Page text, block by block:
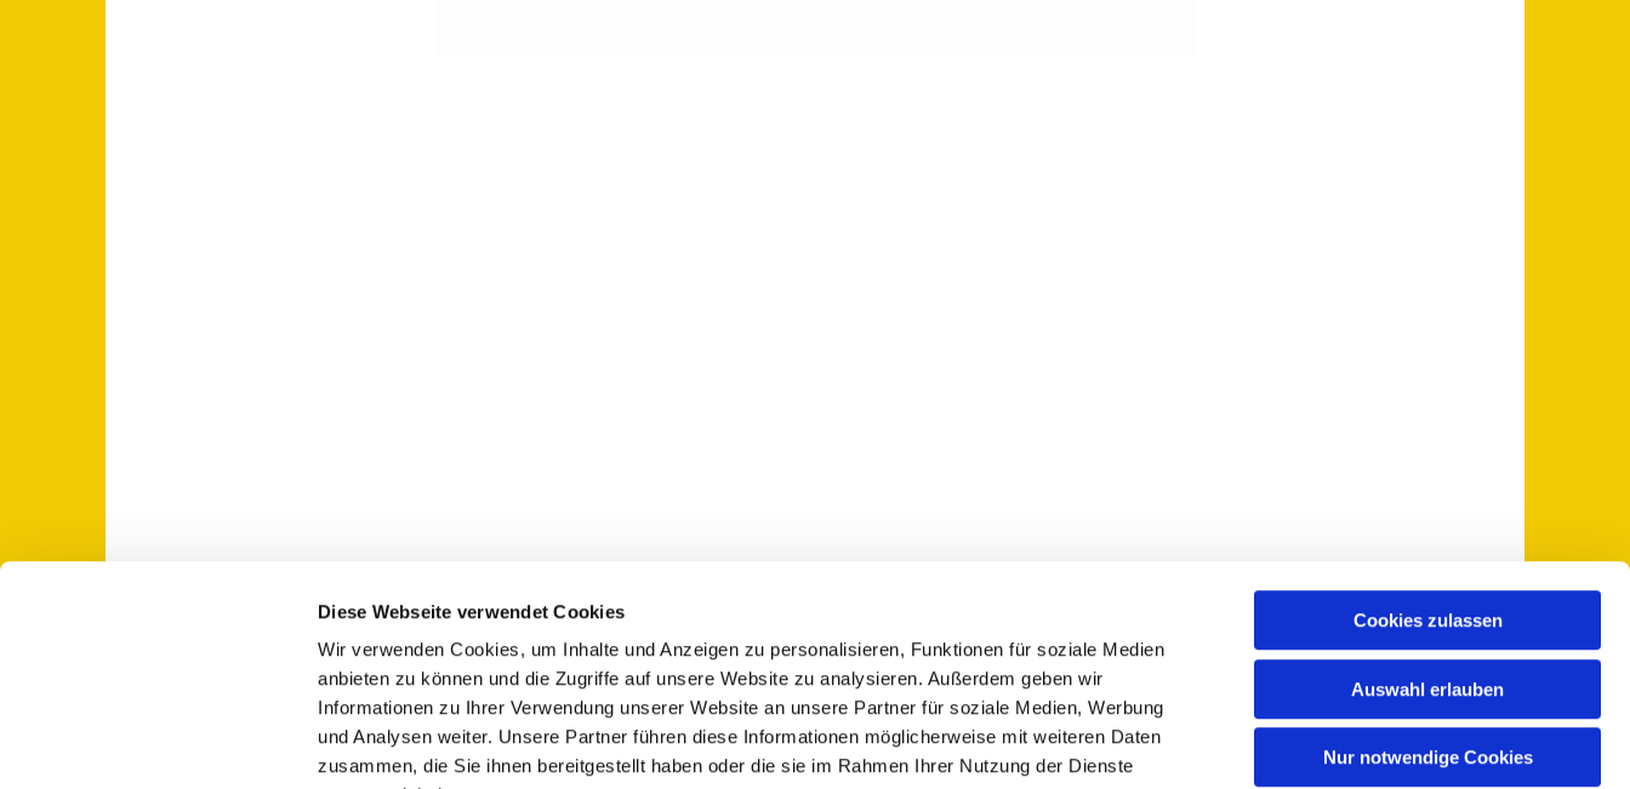
Diese Webseite verwendet Cookies
Wir verwenden Cookies, um Inhalte und Anzeigen zu personalisieren, Funktionen für soziale Medien
anbieten zu können und die Zugriffe auf unsere Website zu analysieren. Außerdem geben wir
Informationen zu Ihrer Verwendung unserer Website an unsere Partner für soziale Medien, Werbung
und Analysen weiter. Unsere Partner führen diese Informationen möglicherweise mit weiteren Daten
zusammen, die Sie ihnen bereitgestellt haben oder die sie im Rahmen Ihrer Nutzung der Dienste
Cookies zulassen
Auswahl erlauben
Nur notwendige Cookies
St. Otto: Katholische Kirche Usedom-Anklam-Greifswald · Bahnhofstr. 15, 17489 Greifswald+49 3834 5735-0
pfarramt@sankt-otto.de
Kontaktinformationen
Impressum
Hinweisgebersystem